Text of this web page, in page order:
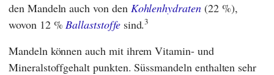
den Mandeln auch von den Kohlenhydraten(22 %),
wovon 12 %Ballaststoffesind.3
Mandeln können auch mit ihrem Vitamin- und
Mineralstoffgehalt punkten. Süssmandeln enthalten sehr